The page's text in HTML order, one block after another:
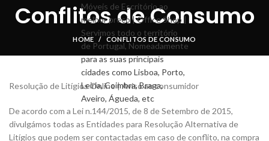
Conflitos de Consumo
HOME CONFLITOS DE CONSUMO
Resolução de Litígios Online | Aviso ao consumidor
De acordo com a Lei n.144/2015, de 8 de Setembro de 2015,
divulgámos todas as Entidades para Resolução Alternativa de
Litígios que podem ser contactadas em caso de conflito, na compra